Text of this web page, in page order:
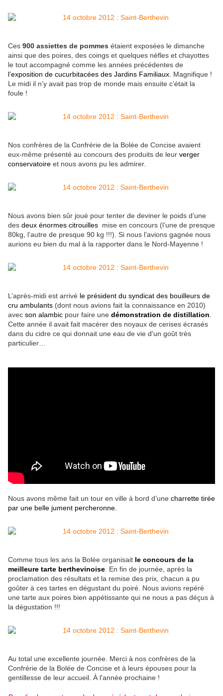
Ces 900 assiettes de pommes étaient exposées le dimanche
ainsi que des poires, des coings et quelques nèfles et chayottes
le tout accompagné comme les années précédentes de
l’exposition de cucurbitacées des Jardins Familiaux . Magnifique !
Le midi il n’y avait pas trop de monde mais ensuite c’était la
foule !
Nos confrères de la Confrérie de la Bolée de Concise avaient
eux-même présenté au concours des produits de leur verger
conservatoire et nous avons pu les admirer.
Nous avons bien sûr joué pour tenter de deviner le poids d’une
des deux énormes citrouilles mise en concours (l’une de presque
80kg, l’autre de presque 90 kg !!!). Si nous l'avions gagnée nous
aurions eu bien du mal à la rapporter dans le Nord-Mayenne !
L’après-midi est arrivé le président du syndicat des bouilleurs de
cru ambulants (dont nous avions fait la connaissance en 2010)
avec son alambic pour faire une démonstration de distillation
Cette année il avait fait macérer des noyaux de cerises écrasés
dans du cidre ce qui donnait une eau de vie d'un goût très
particulier…
Nous avons même fait un tour en ville à bord d’une charrette tirée
par une belle jument percheronne.
Comme tous les ans la Bolée organisait le concours de la
meilleure tarte berthevinoise . En fin de journée, après la
proclamation des résultats et la remise des prix, chacun a pu
goûter à ces tartes en dégustant du poiré. Nous avions repéré
une tarte aux poires bien appétissante qui ne nous a pas déçus à
la dégustation !!!
Au total une excellente journée. Merci à nos confrères de la
Confrérie de la Bolée de Concise et à leurs épouses pour la
gentillesse de leur accueil. À l'année prochaine !